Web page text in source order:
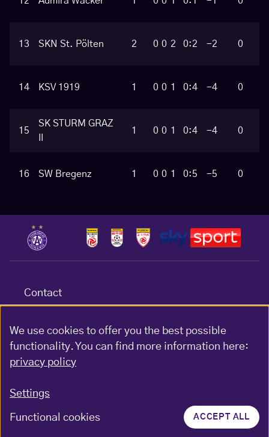
13 SKN St. Pölten 2 0 0 2 0:2 -2 0
14 KSV 1919 1 0 0 1 0:4 -4 0
15
SK STURM GRAZ
1 0 0 1 0:4 -4 0
16 SW Bregenz 1 0 0 1 0:5 -5 0
Contact
Data protection
Impressum
Gewinnspiel-Bedingungen
© FK Austria Wien
We use cookies to offer you the best possible
functionality. You can find more information here:
privacy policy
Settings
Functional cookies ACCEPT ALL